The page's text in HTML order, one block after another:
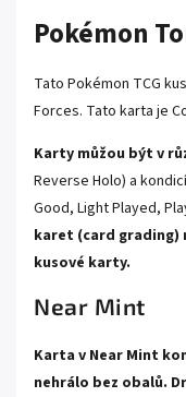
Pokémon
Tato Pokémon TCG
Forces. Tato karta je
Karty můžou být v
Reverse Holo) a
Good, Light Played,
karet (card
kusové karty.
Near Mint
Karta v Near Mint
nehrálo bez obalů.